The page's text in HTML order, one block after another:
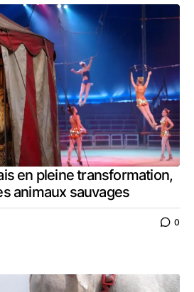
en pleine transformation,
animaux sauvages
0